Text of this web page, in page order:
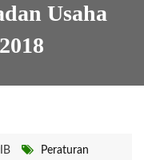
Usaha
Peraturan